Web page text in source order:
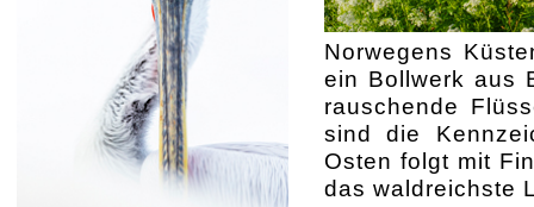
Norwegens
ein Bollwerk aus
rauschende
sind die
Osten folgt mit
das waldreichste